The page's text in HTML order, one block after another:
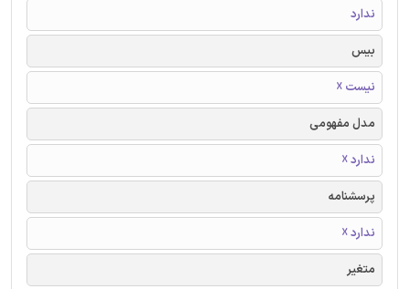
ندارد
بیس
نیست ☓
مدل مفهومی
ندارد ☓
پرسشنامه
ندارد ☓
متغیر